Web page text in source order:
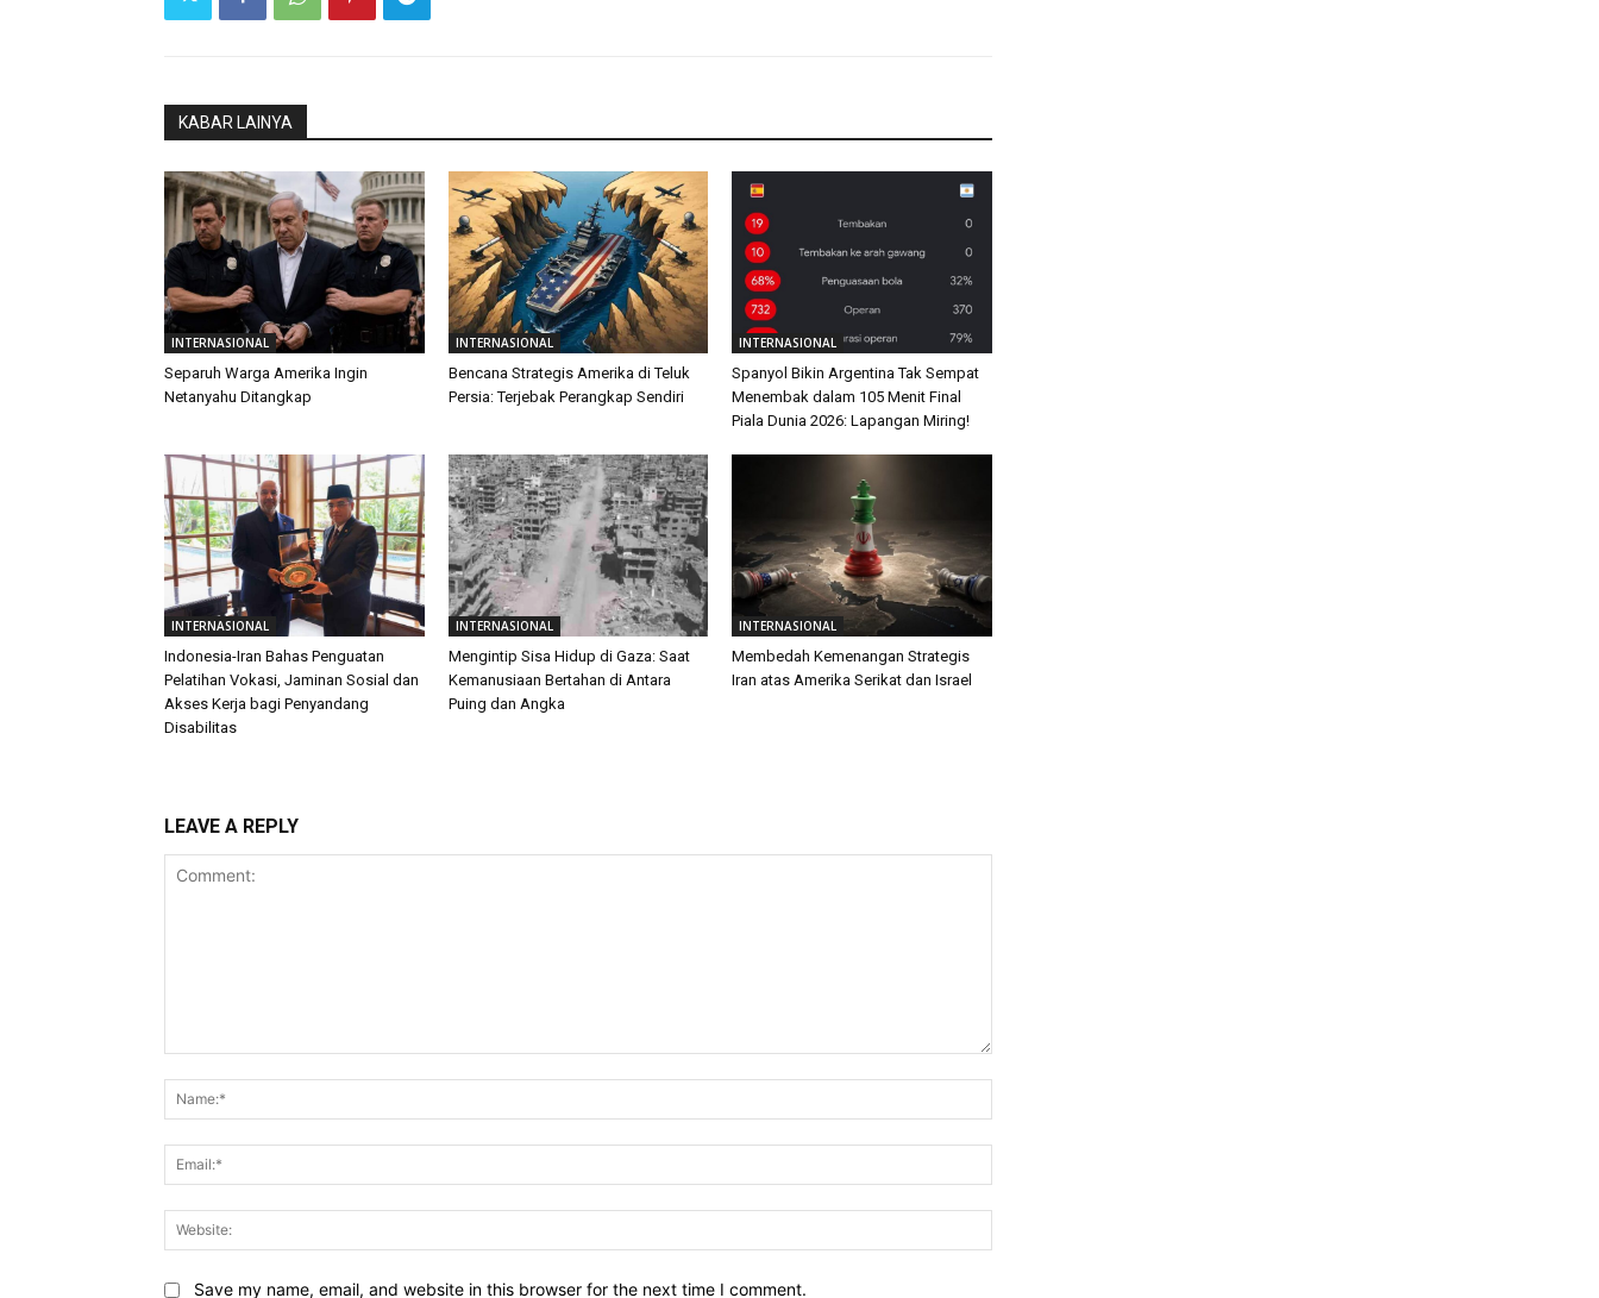
KABAR LAINYA
INTERNASIONAL
Separuh Warga Amerika Ingin
Netanyahu Ditangkap
INTERNASIONAL
Bencana Strategis Amerika di Teluk
Persia: Terjebak Perangkap Sendiri
INTERNASIONAL
Spanyol Bikin Argentina Tak Sempat
Menembak dalam 105 Menit Final
Piala Dunia 2026: Lapangan Miring!
INTERNASIONAL
Indonesia-Iran Bahas Penguatan
Pelatihan Vokasi, Jaminan Sosial dan
Akses Kerja bagi Penyandang
Disabilitas
INTERNASIONAL
Mengintip Sisa Hidup di Gaza: Saat
Kemanusiaan Bertahan di Antara
Puing dan Angka
INTERNASIONAL
Membedah Kemenangan Strategis
Iran atas Amerika Serikat dan Israel
LEAVE A REPLY
Save my name, email, and website in this browser for the next time I comment.